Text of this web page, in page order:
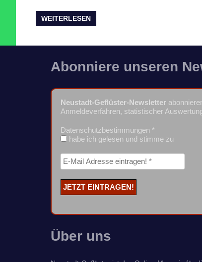
WEITERLESEN
Abonniere unseren
Neustadt-Geflüster-Newsletter
Anmeldeverfahren, statistischer
Datenschutzbestimmungen *
habe ich gelesen und stimme zu
Über uns